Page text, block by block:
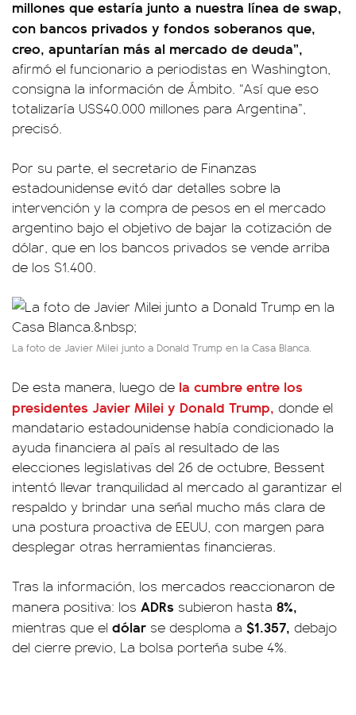
millones que estaría junto a nuestra línea de swap,
con bancos privados y fondos soberanos que,
creo, apuntarían más al mercado de deuda”,
afirmó el funcionario a periodistas en Washington,
consigna la información de Ámbito. “Así que eso
totalizaría U$S40.000 millones para Argentina”,
precisó.
Por su parte, el secretario de Finanzas
estadounidense evitó dar detalles sobre la
intervención y la compra de pesos en el mercado
argentino bajo el objetivo de bajar la cotización de
dólar, que en los bancos privados se vende arriba
de los $1.400.
La foto de Javier Milei junto a Donald Trump en la Casa Blanca.
De esta manera, luego de la cumbre entre los
presidentes Javier Milei y Donald Trump, donde el
mandatario estadounidense había condicionado la
ayuda financiera al país al resultado de las
elecciones legislativas del 26 de octubre, Bessent
intentó llevar tranquilidad al mercado al garantizar el
respaldo y brindar una señal mucho más clara de
una postura proactiva de EEUU, con margen para
desplegar otras herramientas financieras.
Tras la información, los mercados reaccionaron de
manera positiva: los ADRs subieron hasta 8%,
mientras que el dólar se desploma a $1.357, debajo
del cierre previo, La bolsa porteña sube 4%.